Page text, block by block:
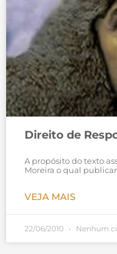
Direito de
A propósito do texto
Moreira o qual
VEJA MAIS
22/06/2010 Nenhum